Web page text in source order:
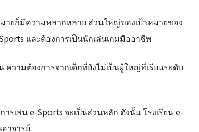
ายก็มีความหลากหลาย ส่วนใหญ่ของเป้าหมายของ
และต้องการเป็นนักเล่นเกมมืออาชีพ
วามต้องการจากเด็กที่ยังไม่เป็นผู้ใหญ่ที่เรียนระดับ
เล่น e-Sports จะเป็นส่วนหลัก ดังนั้น โรงเรียน e-
าจารย์